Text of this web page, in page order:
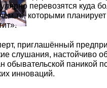
перевозятся куда
те, которыми планирует
приглашённый
слушания, настойчиво
обывательской паникой
инноваций.